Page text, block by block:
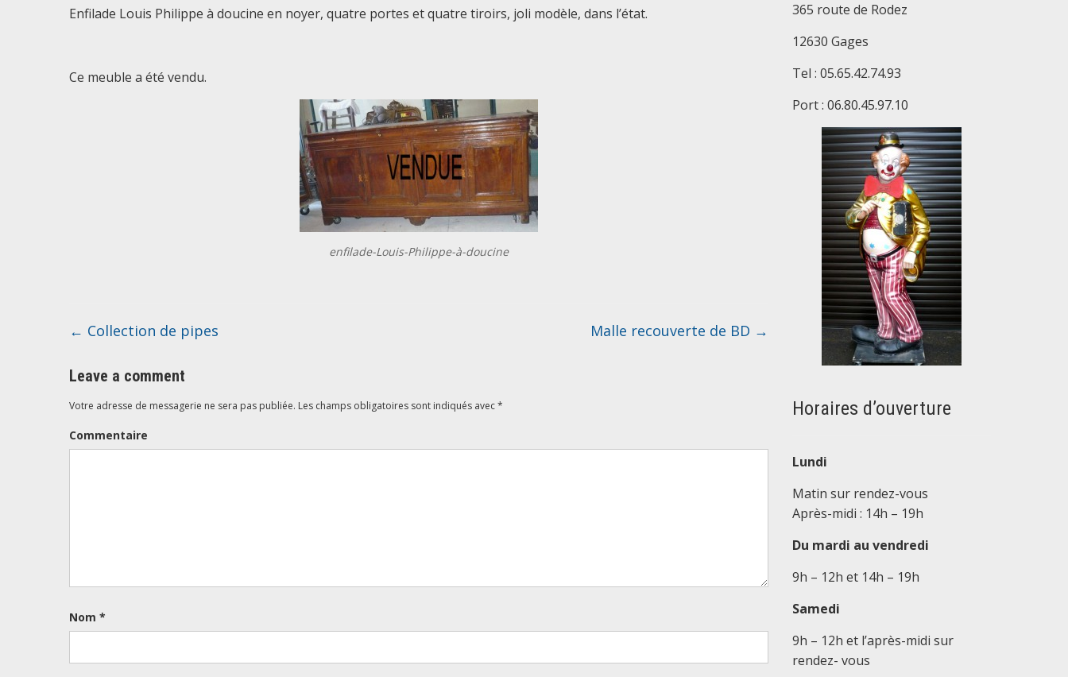
Enfilade Louis Philippe à doucine en noyer, quatre portes et quatre tiroirs, joli modèle, dans l’état.
Ce meuble a été vendu.
enfilade-Louis-Philippe-à-doucine
← Collection de pipes Malle recouverte de BD →
Leave a comment
Votre adresse de messagerie ne sera pas publiée. Les champs obligatoires sont indiqués avec*
Commentaire
Nom *
365 route de Rodez
12630 Gages
Tel : 05.65.42.74.93
Port : 06.80.45.97.10
Horaires d’ouverture
Lundi
Matin sur rendez-vous
Après-midi : 14h – 19h
Du mardi au vendredi
9h – 12h et 14h – 19h
Samedi
9h – 12h et l’après-midi sur
rendez- vous